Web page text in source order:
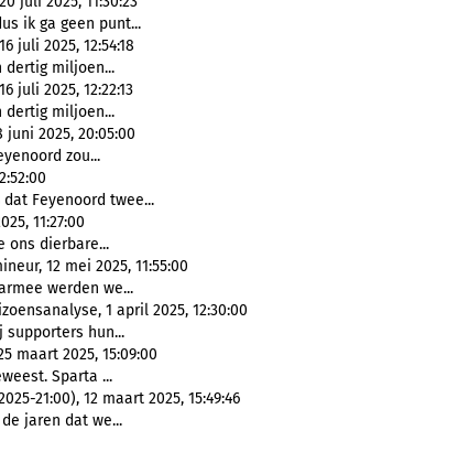
ik ga geen punt...
juli 2025, 12:54:18
dertig miljoen...
juli 2025, 12:22:13
dertig miljoen...
2025, 20:05:00
zou...
dat Feyenoord twee...
11:27:00
ons dierbare...
12 mei 2025, 11:55:00
werden we...
1 april 2025, 12:30:00
supporters hun...
maart 2025, 15:09:00
Sparta ...
21:00), 12 maart 2025, 15:49:46
jaren dat we...